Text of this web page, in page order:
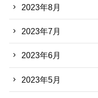
2023年8月
2023年7月
2023年6月
2023年5月